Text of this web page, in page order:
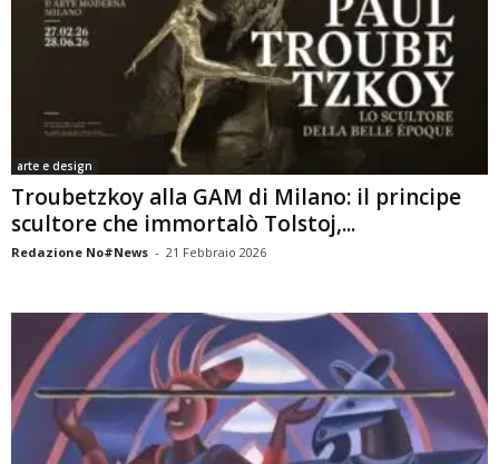
arte e design
Troubetzkoy alla GAM di Milano: il principe
scultore che immortalò Tolstoj,...
Redazione No#News - 21 Febbraio 2026